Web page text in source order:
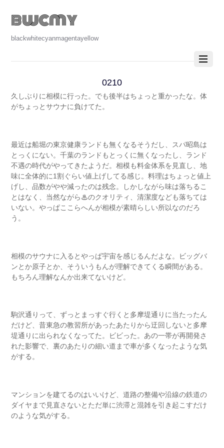
bwcmy
blackwhitecyanmagentayellow
0210
久しぶりに相模に行った。でも後半はちょっと重かったな。体
がちょっとサウナに負けてた。
最近は船堀の東京健康ランドも無くなるそうだし、スパ昭島は
とっくにない。千葉のランドもとっくに無くなったし、ランド
不遇の時代がやってきたようだ。相模も料金体系を見直し、地
味に全体的に1割ぐらい値上げしてる感じ。料理はちょっと値上
げし、品数がやや減ったのは残念。しかしながら味は落ちるこ
とはなく、当然ながら♨のクオリティ、清潔度なども落ちては
いない。やっぱここらへんが相模が素晴らしい所以なのだろ
う。
相模のサウナに入るとやっぱ宇宙を感じるんだよな。ビッグバ
ンとか原子とか、そういうもんが理解できてくる瞬間がある。
もちろん理解なんか出来てないけど。
駒沢通りって、ずっとまっすぐ行くと多摩堤通りに当たったん
だけど、昔東急の教習所があったあたりから迂回しないと多摩
堤通りに出られなくなってた。ビビった。あの一帯が再開発さ
れた影響で、裏のあたりの細い道まで車が多くなったような気
がする。
マンションを建てるのはいいけど、道路の整備や沿線の鉄道の
ダイヤまで見直さないとただ単に渋滞と混雑を引き起こすだけ
のような気がする。